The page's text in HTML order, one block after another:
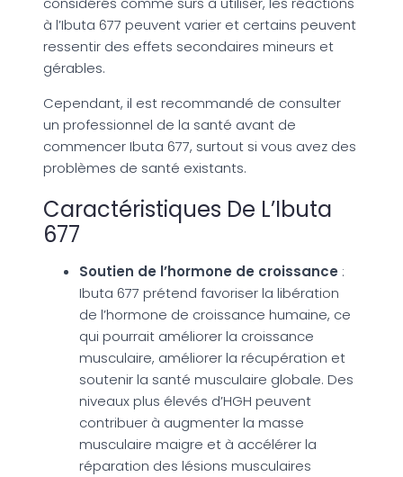
à l’Ibuta 677 peuvent varier et certains peuvent
ressentir des effets secondaires mineurs et
gérables.
Cependant, il est recommandé de consulter
un professionnel de la santé avant de
commencer Ibuta 677, surtout si vous avez des
problèmes de santé existants.
Caractéristiques De L’Ibuta
677
Soutien de l’hormone de croissance :
Ibuta 677 prétend favoriser la libération
de l’hormone de croissance humaine, ce
qui pourrait améliorer la croissance
musculaire, améliorer la récupération et
soutenir la santé musculaire globale. Des
niveaux plus élevés d’HGH peuvent
contribuer à augmenter la masse
musculaire maigre et à accélérer la
réparation des lésions musculaires